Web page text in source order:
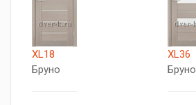
XL18
Бруно
XL36
Бруно